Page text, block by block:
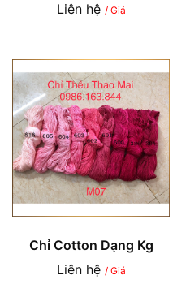
Liên hệ / Giá
Chỉ Cotton Dạng Kg
Liên hệ / Giá